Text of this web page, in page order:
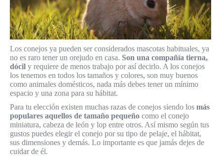
Los conejos ya pueden ser considerados mascotas habituales, ya
no es raro tener un orejudo en casa. Son una compañía tierna,
dócil y requiere de menos trabajo por así decirlo. A los conejos
los tenemos en todos los tamaños y colores, son muy buenos
como animales domésticos, nada más debes tener un mínimo
espacio y una zona para su hábitat.
Para tu elección existen muchas razas de conejos siendo los más
populares aquellos de tamaño pequeño como el conejo
miniatura, cabeza de león y lop entre otros. Así mismo según tus
gustos puedes elegir el conejo por su tipo de pelaje, el hábitat,
sus dimensiones y demás. Lo importante es que jamás dejes de
cuidar de él.